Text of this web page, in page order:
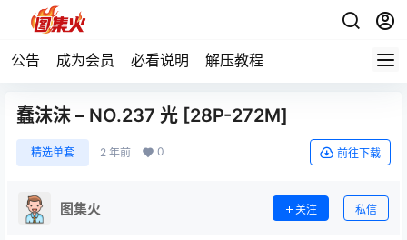
公告 成为会员 必看说明 解压教程
蠢沫沫 – NO.237 光 [28P-272M]
精选单套 2 年前 0 前往下载
图集火 关注 私信